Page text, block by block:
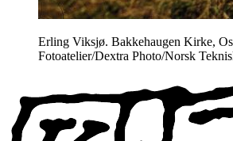
Erling Viksjø. Bakkehaugen Kirke,
Fotoatelier/Dextra Photo/Norsk